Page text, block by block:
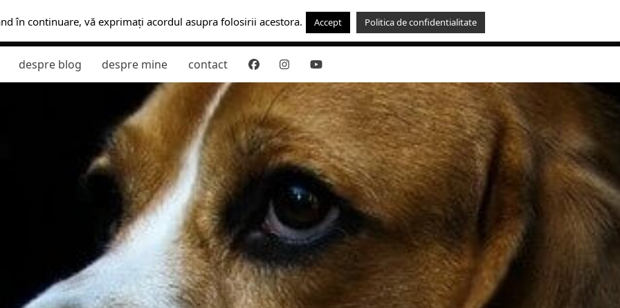
despre blog despre mine contact
în continuare, vă exprimați acordul asupra folosirii acestora. Accept Politica de confidentialitate